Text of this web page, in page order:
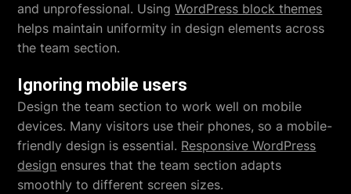
and unprofessional. UsingWordPress block themes
helps maintain uniformity in design elements across
the team section.
Ignoring mobile users
Design the team section to work well on mobile
devices. Many visitors use their phones, so a mobile-
friendly design is essential. Responsive WordPress
design ensures that the team section adapts
smoothly to different screen sizes.